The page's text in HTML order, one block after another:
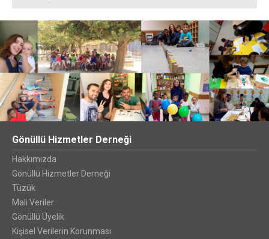
Gönüllü Hizmetler Derneği
Hakkımızda
Gönüllü Hizmetler Derneği
Tüzük
Mali Veriler
Gönüllü Üyelik
Kişisel Verilerin Korunması